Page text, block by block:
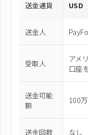
送金通貨 USD
送金人
受取人
アメ
口座
送金可能
額
100
送金回数 なし